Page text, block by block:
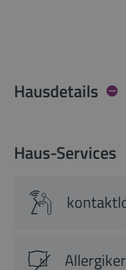
Hausdetails
Haus-Services